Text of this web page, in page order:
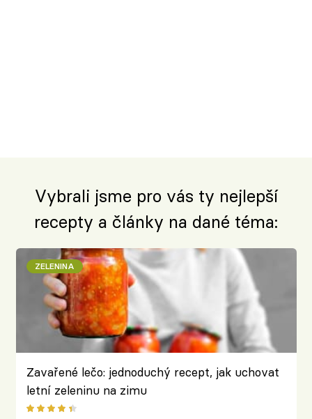
Vybrali jsme pro vás ty nejlepší
recepty a články na dané téma:
ZELENINA
Zavařené lečo: jednoduchý recept, jak uchovat
letní zeleninu na zimu